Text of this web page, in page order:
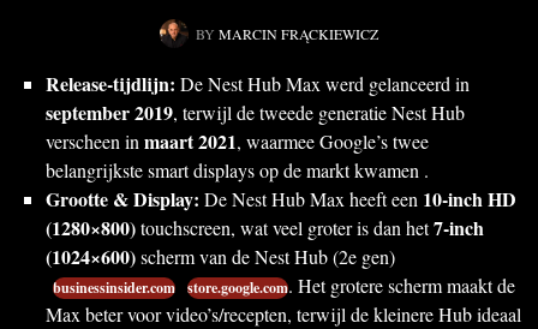
BY MARCIN FRĄCKIEWICZ
Release-tijdlijn: De Nest Hub Max werd gelanceerd in
september 2019, terwijl de tweede generatie Nest Hub
verscheen inmaart 2021, waarmee Google’s twee
belangrijkste smart displays op de markt kwamen .
Grootte & Display: De Nest Hub Max heeft een 10-inch HD
(1280×800)touchscreen, wat veel groter is dan het7-inch
(1024×600)scherm van de Nest Hub (2e gen)
businessinsider.com store.google.com. Het grotere scherm maakt de
Max beter voor video’s/recepten, terwijl de kleinere Hub ideaal